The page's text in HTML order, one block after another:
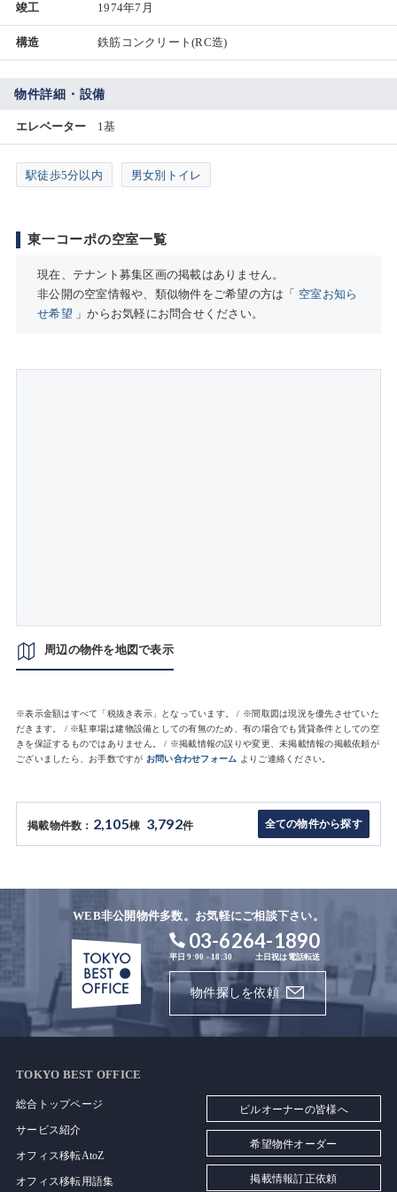
竣工 1974年7月
構造 鉄筋コンクリート(RC造)
物件詳細・設備
エレベーター 1基
駅徒歩5分以内 男女別トイレ
東一コーポの空室一覧
現在、テナント募集区画の掲載はありません。
非公開の空室情報や、類似物件をご希望の方は「 空室お知ら
せ希望 」からお気軽にお問合せください。
周辺の物件を地図で表示
※表示金額はすべて「税抜き表示」となっています。 / ※間取図は現況を優先させていた
だきます。 / ※駐車場は建物設備としての有無のため、有の場合でも賃貸条件としての空
きを保証するものではありません。 / ※掲載情報の誤りや変更、未掲載情報の掲載依頼が
ございましたら、お手数ですが お問い合わせフォーム よりご連絡ください。
掲載物件数： 2,105棟 3,792件 全ての物件から探す
WEB非公開物件多数。お気軽にご相談下さい。
03-6264-1890
平日 9:00 - 18:30 土日祝は電話転送
物件探しを依頼
TOKYO BEST OFFICE
総合トップページ
サービス紹介
オフィス移転AtoZ
オフィス移転用語集
ビルオーナーの皆様へ
希望物件オーダー
掲載情報訂正依頼